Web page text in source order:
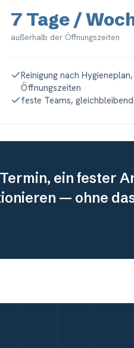
7 Tage /
außerhalb der Öffnungszeiten
Reinigung nach
Öffnungszeiten
feste Teams,
ein fester
— ohne